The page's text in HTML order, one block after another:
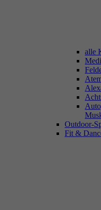
alle
Outdoor-
Fit &